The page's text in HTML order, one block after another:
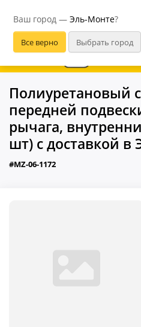
Ваш город — Эль-Монте?
В
Полиуретановый
передней
рычага,
шт) с доставкой в
#MZ-06-1172